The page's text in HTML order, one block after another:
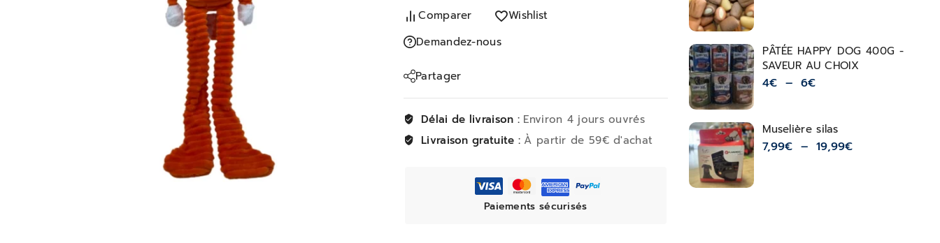
PÂTÉE HAPPY DOG 400G -
SAVEUR AU CHOIX
4€ – 6€
Muselière silas
7,99€ – 19,99€
Comparer
Wishlist
Demandez-nous
Partager
Délai de livraison : Environ 4 jours ouvrés
Livraison gratuite : À partir de 59€ d'achat
Paiements sécurisés